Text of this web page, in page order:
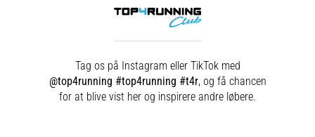
Tag os på Instagram eller TikTok med
@top4running #top4running #t4r, og få chancen
for at blive vist her og inspirere andre løbere.